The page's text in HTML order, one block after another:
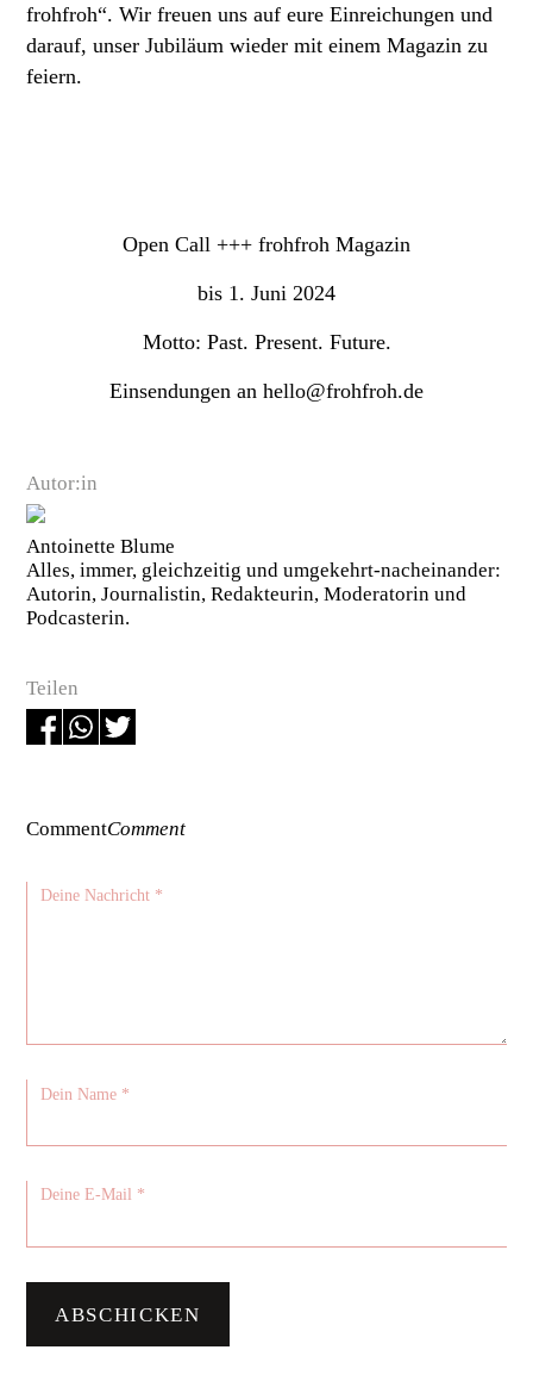
Autor:in
Antoinette Blume
Alles, immer, gleichzeitig und umgekehrt-nacheinander:
Autorin, Journalistin, Redakteurin, Moderatorin und
Podcasterin.
Teilen
frohfroh“. Wir freuen uns auf eure Einreichungen und
darauf, unser Jubiläum wieder mit einem Magazin zu
feiern.
Open Call +++ frohfroh Magazin
bis 1. Juni 2024
Motto: Past. Present. Future.
Einsendungen an hello@frohfroh.de
CommentComment